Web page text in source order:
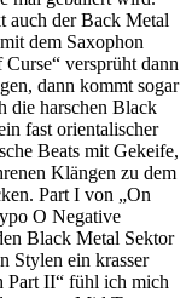
auch der Back Metal
dem Saxophon
versprüht dann
dann kommt sogar
die harschen Black
fast orientalischer
Beats mit Gekeife,
Klängen zu dem
Part I von „On
O Negative
Black Metal Sektor
Stylen ein krasser
Part II“ fühl ich mich